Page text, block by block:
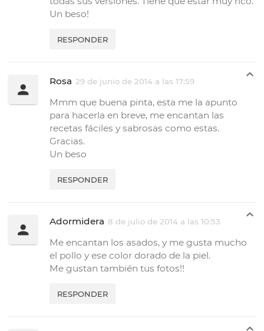
Un beso!
RESPONDER
Rosa 29 de junio de 2014 a las 17:59
Mmm que buena pinta, esta me la apunto
para hacerla en breve, me encantan las
recetas fáciles y sabrosas como estas.
Gracias.
Un beso
RESPONDER
Adormidera 8 de julio de 2014 a las 10:53
Me encantan los asados, y me gusta mucho
el pollo y ese color dorado de la piel.
Me gustan también tus fotos!!
RESPONDER